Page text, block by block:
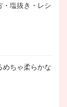
・塩抜き・レシ
めちゃ柔らかな